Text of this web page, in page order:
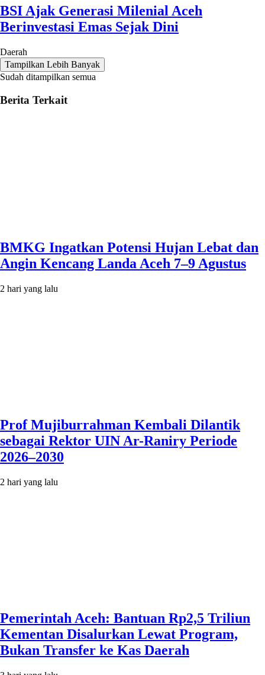
BSI Ajak Generasi Milenial Aceh
Berinvestasi Emas Sejak Dini
Daerah
Tampilkan Lebih Banyak
Sudah ditampilkan semua
Berita Terkait
BMKG Ingatkan Potensi Hujan Lebat dan
Angin Kencang Landa Aceh 7–9 Agustus
2 hari yang lalu
Prof Mujiburrahman Kembali Dilantik
sebagai Rektor UIN Ar-Raniry Periode
2026–2030
2 hari yang lalu
Pemerintah Aceh: Bantuan Rp2,5 Triliun
Kementan Disalurkan Lewat Program,
Bukan Transfer ke Kas Daerah